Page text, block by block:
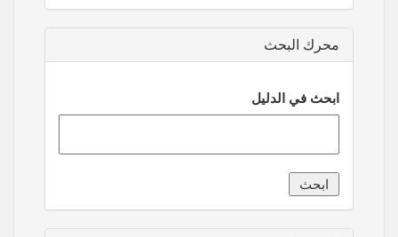
محرك البحث
ابحث في الدليل